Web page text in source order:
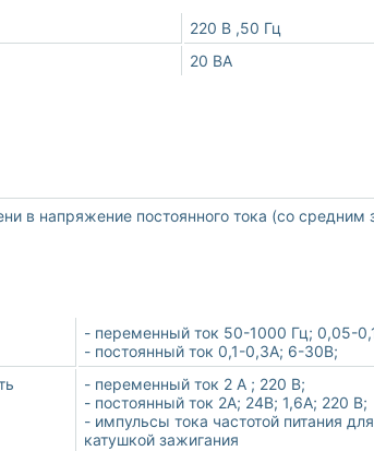
220 В ,50 Гц
20 ВА
в напряжение постоянного тока (со средним
- переменный ток 50-1000 Гц; 0,05-
- постоянный ток 0,1-0,3А; 6-30В;
- переменный ток 2 А ; 220 В;
- постоянный ток 2А; 24В; 1,6А; 220 В;
- импульсы тока частотой питания
катушкой зажигания